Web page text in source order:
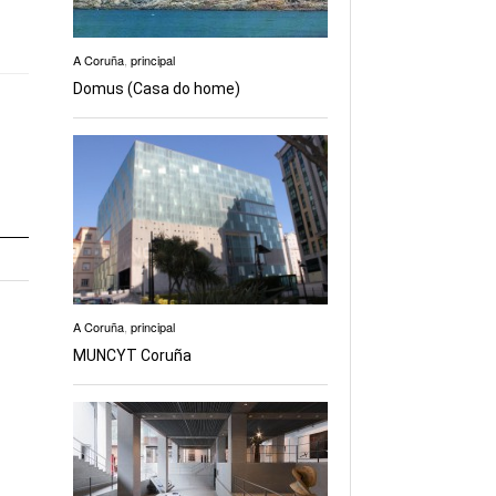
A Coruña, principal
Domus (Casa do home)
A Coruña principal
MUNCYT Coruña